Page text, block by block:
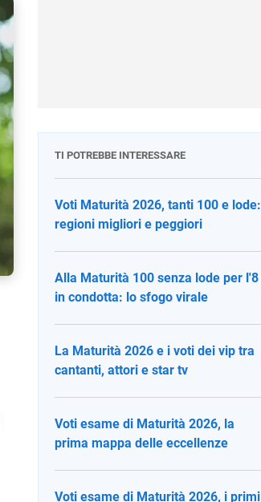
TI POTREBBE INTERESSARE
Voti Maturità 2026, tanti 100 e lode:
regioni migliori e peggiori
Alla Maturità 100 senza lode per l'8
in condotta: lo sfogo virale
La Maturità 2026 e i voti dei vip tra
cantanti, attori e star tv
Voti esame di Maturità 2026, la
prima mappa delle eccellenze
Voti esame di Maturità 2026, i primi